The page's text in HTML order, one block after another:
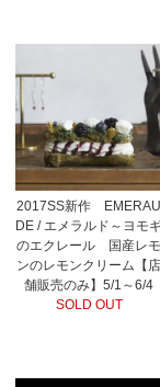
2017SS新作 EMERAU
DE / エメラルド～ヨモ
のエクレール 国産レモ
ンのレモンクリーム【店
舗販売のみ】5/1～6/4
SOLD OUT